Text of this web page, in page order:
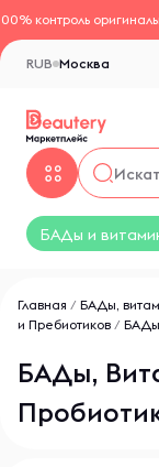
контроль
Москва
RUB
БАДы и
Главная / БАДы,
и Пребиотиков /
БАДы,